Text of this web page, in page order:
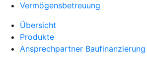
Vermögensbetreuung
Übersicht
Produkte
Ansprechpartner Baufinanzierung